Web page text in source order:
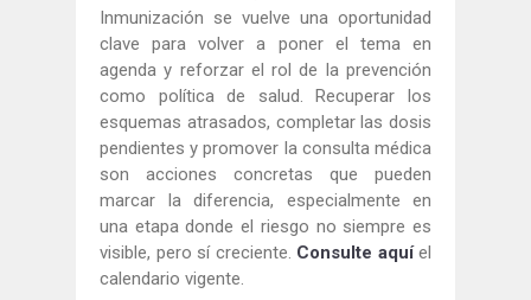
Inmunización se vuelve una oportunidad
clave para volver a poner el tema en
agenda y reforzar el rol de la prevención
como política de salud. Recuperar los
esquemas atrasados, completar las dosis
pendientes y promover la consulta médica
son acciones concretas que pueden
marcar la diferencia, especialmente en
una etapa donde el riesgo no siempre es
visible, pero sí creciente. Consulte aquíel
calendario vigente.